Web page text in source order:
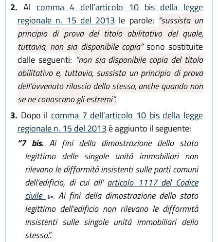
2. Al comma 4 dell’articolo 10 bis della legge
regionale n. 15 del 2013 le parole: “sussista un
principio di prova del titolo abilitativo del quale,
tuttavia, non sia disponibile copia”sono sostituite
dalle seguenti: “non sia disponibile copia del titolo
abilitativo e, tuttavia, sussista un principio di prova
dell’avvenuto rilascio dello stesso, anche quando non
se ne conoscono gli estremi”.
3. Dopo il comma 7 dell’articolo 10 bis della legge
regionale n. 15 del 2013 è aggiunto il seguente:
“7 bis.Ai fini della dimostrazione dello stato
legittimo delle singole unità immobiliari non
rilevano le difformità insistenti sulle parti comuni
dell’edificio, di cui all’ articolo 1117 del Codice
civile
. Ai fini della dimostrazione dello stato
legittimo dell’edificio non rilevano le difformità
insistenti sulle singole unità immobiliari dello
stesso.”.